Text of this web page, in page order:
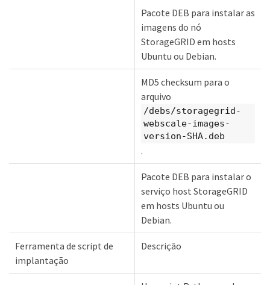
Pacote DEB para instalar as
imagens do nó
StorageGRID em hosts
Ubuntu ou Debian.
MD5 checksum para o
arquivo
/debs/storagegrid-
webscale-images-
version-SHA.deb
.
Pacote DEB para instalar o
serviço host StorageGRID
em hosts Ubuntu ou
Debian.
Ferramenta de script de
implantação
Descrição